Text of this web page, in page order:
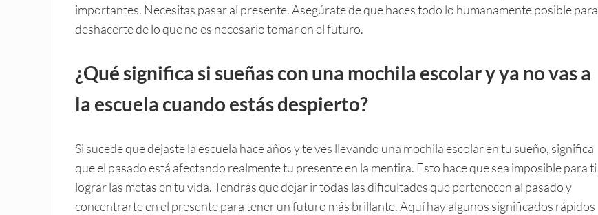
importantes. Necesitas pasar al presente. Asegúrate de que haces todo lo humanamente posible para
deshacerte de lo que no es necesario tomar en el futuro.
¿Qué significa si sueñas con una mochila escolar y ya no vas a
la escuela cuando estás despierto?
Si sucede que dejaste la escuela hace años y te ves llevando una mochila escolar en tu sueño, significa
que el pasado está afectando realmente tu presente en la mentira. Esto hace que sea imposible para ti
lograr las metas en tu vida. Tendrás que dejar ir todas las dificultades que pertenecen al pasado y
concentrarte en el presente para tener un futuro más brillante. Aquí hay algunos significados rápidos